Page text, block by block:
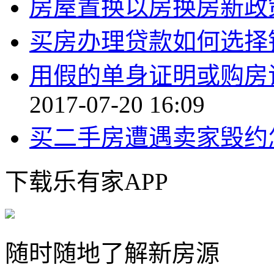
房屋置换以房换房新政
买房办理贷款如何选择
用假的单身证明或购
2017-07-20 16:09
买二手房遭遇卖家毁
下载乐有家APP
随时随地了解新房源